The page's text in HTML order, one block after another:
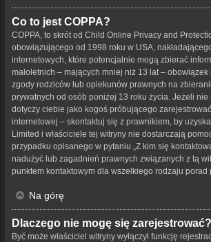
Co to jest COPPA?
COPPA, to skrót od Child Online Privacy and
obowiązującego od 1998 roku w USA,
internetowych, które potencjalnie mogą zbierać
małoletnich – mających mniej niż 13 lat –
zgody rodziców lub opiekunów prawnych na
prywatnych od osób poniżej 13 roku życia. Jeżeli nie
dotyczy ciebie jako kogoś próbującego
internetowej – skontaktuj się z prawnikiem, by
Limited i właściciele tej witryny nie dostarczają
przypadku opisanego w pytaniu „Z kim się
nadużyć lub zagadnień prawnych związanych z tą
punktem kontaktowym dla wszelkiego rodzaju porad
Na górę
Dlaczego nie mogę się zarejestrować?
Być może właściciel witryny wyłączył funkcję